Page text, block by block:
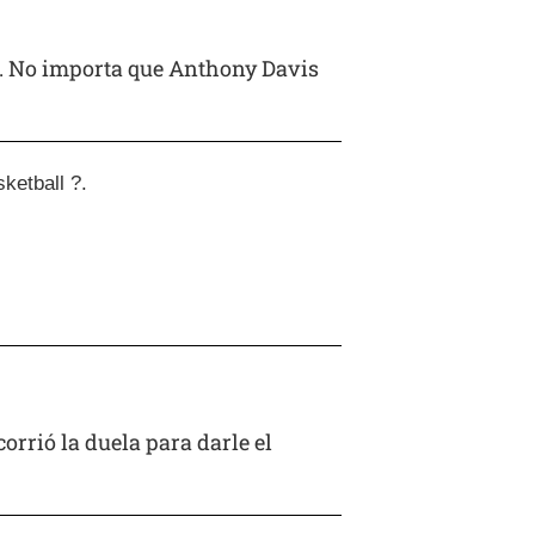
No importa que Anthony Davis
?.
la duela para darle el